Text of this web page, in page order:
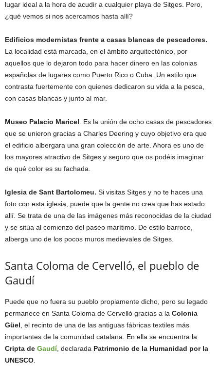
lugar ideal a la hora de acudir a cualquier playa de Sitges. Pero,
¿qué vemos si nos acercamos hasta allí?
Edificios modernistas frente a casas blancas de pescadores.
La localidad está marcada, en el ámbito arquitectónico, por
aquellos que lo dejaron todo para hacer dinero en las colonias
españolas de lugares como Puerto Rico o Cuba. Un estilo que
contrasta fuertemente con quienes dedicaron su vida a la pesca,
con casas blancas y junto al mar.
Museo Palacio Maricel . Es la unión de ocho casas de pescadores
que se unieron gracias a Charles Deering y cuyo objetivo era que
el edificio albergara una gran colección de arte. Ahora es uno de
los mayores atractivo de Sitges y seguro que os podéis imaginar
de qué color es su fachada.
Iglesia de Sant Bartolomeu. Si visitas Sitges y no te haces una
foto con esta iglesia, puede que la gente no crea que has estado
allí. Se trata de una de las imágenes más reconocidas de la ciudad
y se sitúa al comienzo del paseo marítimo. De estilo barroco,
alberga uno de los pocos muros medievales de Sitges.
Santa Coloma de Cervelló, el pueblo de
Gaudí
Puede que no fuera su pueblo propiamente dicho, pero su legado
permanece en Santa Coloma de Cervelló gracias a la Colonia
Güel , el recinto de una de las antiguas fábricas textiles más
importantes de la comunidad catalana. En ella se encuentra la
Cripta de Gaudí, declarada Patrimonio de la Humanidad por la
UNESCO